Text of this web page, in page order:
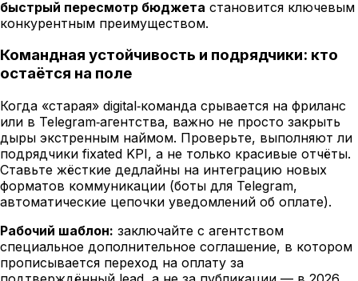
быстрый пересмотр бюджета становится ключевым
конкурентным преимуществом.
Командная устойчивость и подрядчики: кто
остаётся на поле
Когда «старая» digital‑команда срывается на фриланс
или в Telegram‑агентства, важно не просто закрыть
дыры экстренным наймом. Проверьте, выполняют ли
подрядчики fixated KPI, а не только красивые отчёты.
Ставьте жёсткие дедлайны на интеграцию новых
форматов коммуникации (боты для Telegram,
автоматические цепочки уведомлений об оплате).
Рабочий шаблон: заключайте с агентством
специальное дополнительное соглашение, в котором
прописывается переход на оплату за